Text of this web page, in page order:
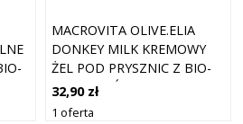
MACROVITA OLIVE.ELIA
DONKEY MILK KREMOWY
ŻEL POD PRYSZNIC Z BIO-
OLIWĄ I OŚLIM MLEKIEM
200ML
32,90 zł
1 oferta